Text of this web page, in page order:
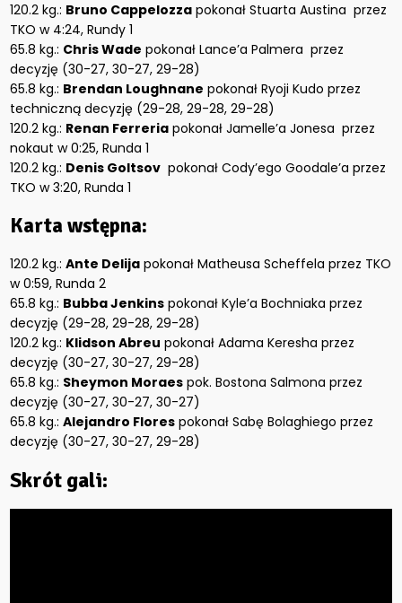
120.2 kg.: Bruno Cappelozza pokonał Stuarta Austina przez
TKO w 4:24, Rundy 1
65.8 kg.: Chris Wade pokonał Lance’a Palmera przez
decyzję (30-27, 30-27, 29-28)
65.8 kg.: Brendan Loughnane pokonał Ryoji Kudo przez
techniczną decyzję (29-28, 29-28, 29-28)
120.2 kg.: Renan Ferreria pokonał Jamelle’a Jonesa przez
nokaut w 0:25, Runda 1
120.2 kg.: Denis Goltsov pokonał Cody’ego Goodale’a przez
TKO w 3:20, Runda 1
Karta wstępna:
120.2 kg.:Ante Delija pokonał Matheusa Scheffela przez TKO
w 0:59, Runda 2
65.8 kg.: Bubba Jenkins pokonał Kyle’a Bochniaka przez
decyzję (29-28, 29-28, 29-28)
120.2 kg.: Klidson Abreu pokonał Adama Keresha przez
decyzję (30-27, 30-27, 29-28)
65.8 kg.: Sheymon Moraes pok. Bostona Salmona przez
decyzję (30-27, 30-27, 30-27)
65.8 kg.:Alejandro Flores pokonał Sabę Bolaghiego przez
decyzję (30-27, 30-27, 29-28)
Skrót gali: